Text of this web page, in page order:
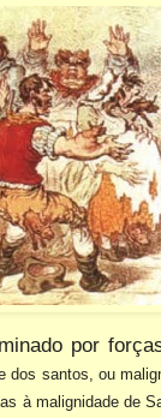
por
dos santos, ou
à malignidade de